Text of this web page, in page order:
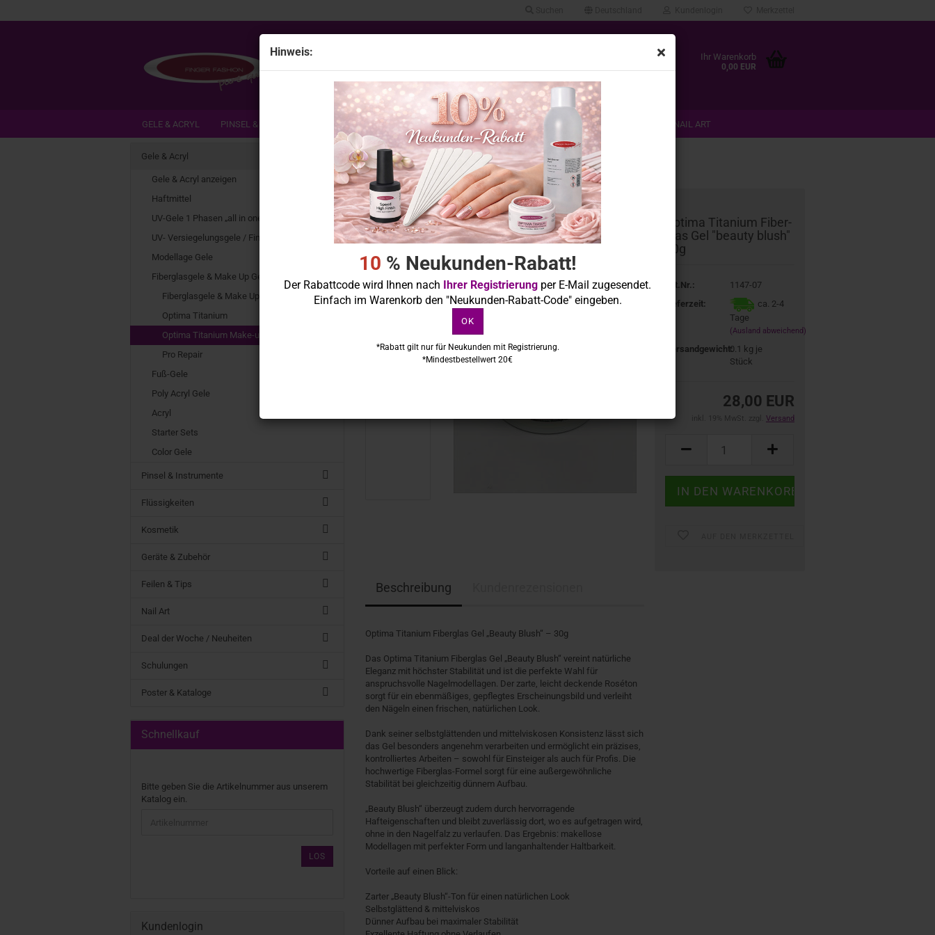
Hin­weis:
10 % Neukunden-Rabatt!
Der Rabattcode wird Ihnen nach Ihrer Registrierung per E-Mail zugesendet.
Einfach im Warenkorb den "Neukunden-Rabatt-Code" eingeben.
OK
*Rabatt gilt nur für Neukunden mit Registrierung.
*Mindestbestellwert 20€
Konto erstellen
Passwort vergessen?
Ihr Warenkorb
0,00 EUR
GELE & ACRYL PINSEL & INSTRUMENTE FLÜSSIGKEITEN KOSMETIK GERÄTE & ZUBEHÖR FEILEN & TIPS NAIL ART
DEAL DER WOCHE / NEUHEITEN SCHULUNGEN POSTER & KATALOGE
Startseite » Gele & Acryl » Fiberglasgele & Make Up Gele
Optima Titanium Make-up Gele »
Optima Titanium Fiberglas Gel "beauty blush" 30g
« Erster « zurück weiter » Letzter » 43 Artikel in dieser Kategorie
Op­ti­ma Ti­ta­ni­um Fi­ber­
glas Gel "be­au­ty blush"
30g
Art.Nr.:
1147-07
Lieferzeit:
ca. 2-4
Tage
(Ausland abweichend)
Versandgewicht:0.1 kg je
Stück
28,00 EUR
Versand
Beschreibung
Optima Titanium Fiberglas Gel „Beauty Blush“ – 30g
Das Optima Titanium Fiberglas Gel „Beauty Blush“ vereint natürliche
Eleganz mit höchster Stabilität und ist die perfekte Wahl für
anspruchsvolle Nagelmodellagen. Der zarte, leicht deckende Roséton
sorgt für ein ebenmäßiges, gepflegtes Erscheinungsbild und verleiht
den Nägeln einen frischen, natürlichen Look.
Dank seiner selbstglättenden und mittelviskosen Konsistenz lässt sich
das Gel besonders angenehm verarbeiten und ermöglicht ein präzises,
kontrolliertes Arbeiten – sowohl für Einsteiger als auch für Profis. Die
hochwertige Fiberglas-Formel sorgt für eine außergewöhnliche
Stabilität bei gleichzeitig dünnem Aufbau.
„Beauty Blush“ überzeugt zudem durch hervorragende
Hafteigenschaften und bleibt zuverlässig dort, wo es aufgetragen wird,
ohne in den Nagelfalz zu verlaufen. Das Ergebnis: makellose
Modellagen mit perfekter Form und langanhaltender Haltbarkeit.
Vorteile auf einen Blick:
Zarter „Beauty Blush“-Ton für einen natürlichen Look
Selbstglättend & mittelviskos
Dünner Aufbau bei maximaler Stabilität
Gele & Acryl
Gele & Acryl anzeigen
Haftmittel
UV-Gele 1 Phasen „all in one“
UV- Versiegelungsgele / Finishgele
Modellage Gele
Fiberglasgele & Make Up Gele
Fiberglasgele & Make Up Gele anzeigen
Optima Titanium
Optima Titanium Make-up Gele
Pro Repair
Fuß-Gele
Poly Acryl Gele
Acryl
Starter Sets
Color Gele
Pinsel & Instrumente
Flüssigkeiten
Kosmetik
Geräte & Zubehör
Feilen & Tips
Nail Art
Deal der Woche / Neuheiten
Schulungen
Poster & Kataloge
Schnellkauf
Bitte geben Sie die Artikelnummer aus unserem
Katalog ein.
LOS
Kundenlogin